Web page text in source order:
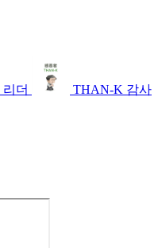
리더 THAN-K 감사